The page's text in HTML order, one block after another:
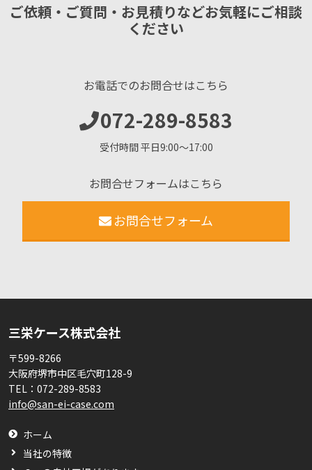
ご依頼・ご質問・お見積りなどお気軽にご相談
ください
お電話でのお問合せはこちら
072-289-8583
受付時間 平日9:00〜17:00
お問合せフォームはこちら
お問合せフォーム
三栄ケース株式会社
〒599-8266
大阪府堺市中区毛穴町128-9
TEL： 072-289-8583
info@san-ei-case.com
ホーム
当社の特徴